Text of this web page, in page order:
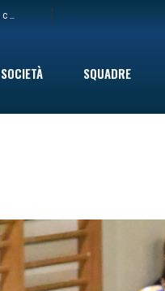
TORNA IL CAMPO ESTIVO PIÙ SPORTIVO, COINVOLGENTE E DIVERTENTE CHE C’È: DAL 10 GIUGNO VIA AL SUMMER CAMP DELLA POLISPORTIVA M BARI
SOCIETÀ
Safeguarding
Cinque per Mille
Privacy Policy
SQUADRE